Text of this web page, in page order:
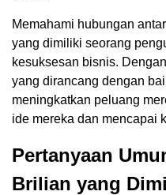
Memahami hubungan
yang dimiliki seorang
kesuksesan bisnis.
yang dirancang dengan
meningkatkan peluang
ide mereka dan mencapai
Pertanyaan
Brilian yang